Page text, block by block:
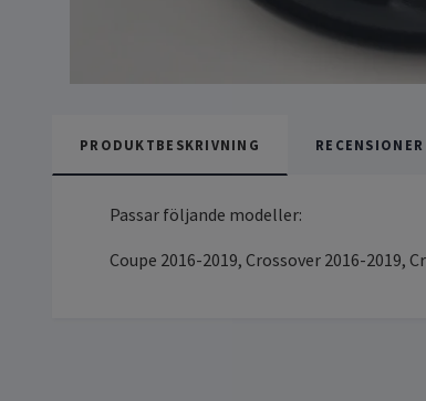
PRODUKTBESKRIVNING RECENSIONER
Passar följande modeller:
Coupe 2016-2019, Crossover 2016-2019,